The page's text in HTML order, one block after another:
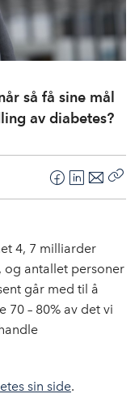
så få sine mål
av diabetes?
F
a
e
b
o
L
i
k
e
d
E
-
o
s
t
4, 7 milliarder
og antallet personer
går med til å
– 80% av det vi
sin side.